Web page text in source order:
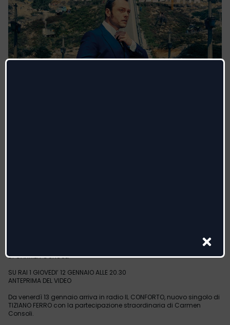
DI CARMEN CONSOLI
SU RAI 1 GIOVEDI’ 12 GENNAIO ALLE 20.30
ANTEPRIMA DEL VIDEO
Da venerdì 13 gennaio arriva in radio IL CONFORTO, nuovo singolo di
TIZIANO FERRO con la partecipazione straordinaria di Carmen
Consoli.